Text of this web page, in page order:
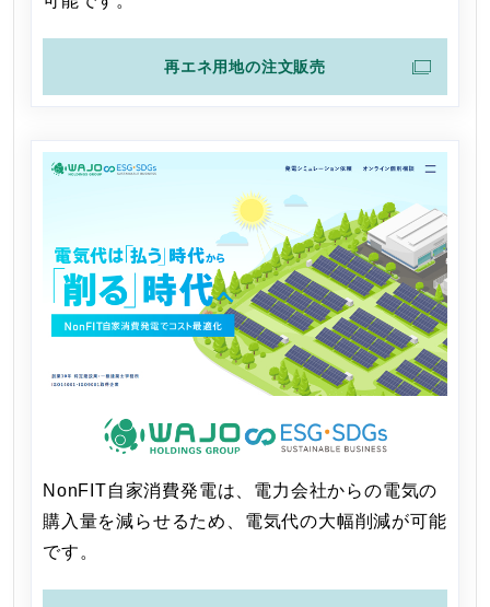
再エネ用地の注文販売
NonFIT自家消費発電は、電力会社からの電気の
購入量を減らせるため、電気代の大幅削減が可能
です。